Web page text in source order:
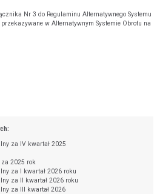
Nr 3 do Regulaminu Alternatywnego Systemu
w Alternatywnym Systemie Obrotu na
za IV kwartał 2025
2025 rok
za I kwartał 2026 roku
za II kwartał 2026 roku
za III kwartał 2026